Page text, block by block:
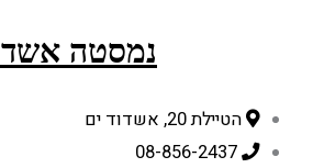
נמסטה
הטיילת 20, אשדוד ים
08-856-2437